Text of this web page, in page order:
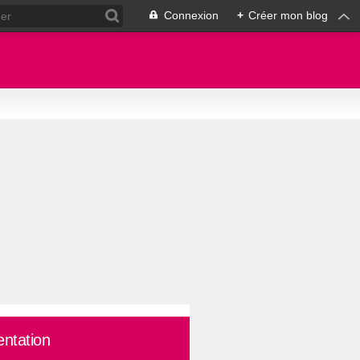
Connexion + Créer mon blog